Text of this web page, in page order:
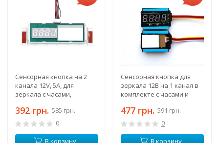
Сенсорная кнопка на 2
канала 12V, 5A, для
зеркала с часами,
диммером и управлением
дефоггером
392 грн. 585 грн.
0
В корзину
Сенсорная кнопка для
зеркала 12В на 1 канал в
комплекте с часами и
477 грн. 591 грн.
0
В корзину